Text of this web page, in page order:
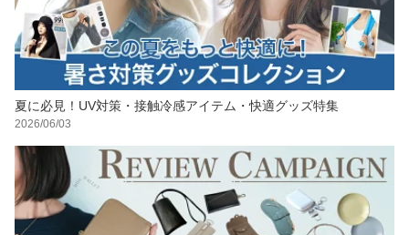
夏に必見！UV対策・接触冷感アイテム・快適グッズ特集
2026/06/03